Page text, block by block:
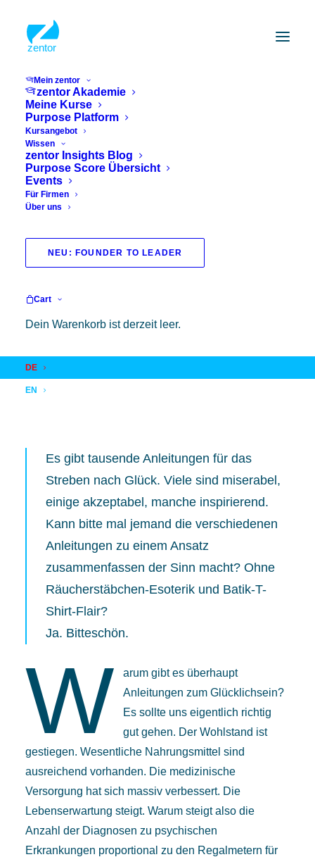
Mein zentor
zentor Akademie
Meine Kurse
Purpose Platform
Kursangebot
Wissen
zentor Insights Blog
Purpose Score Übersicht
Events
Für Firmen
Über uns
NEU: FOUNDER TO LEADER
Cart
Dein Warenkorb ist derzeit leer.
DE
EN
Glückliche Ansätze
1. NOVEMBER 2018 | INAKADEMIE,RESEARCH
Es gibt tausende Anleitungen für das
Streben nach Glück. Viele sind miserabel,
einige akzeptabel, manche inspirierend.
Kann bitte mal jemand die verschiedenen
Anleitungen zu einem Ansatz
zusammenfassen der Sinn macht? Ohne
Räucherstäbchen-Esoterik und Batik-T-
Shirt-Flair?
Ja. Bitteschön.
W
arum gibt es überhaupt
Anleitungen zum Glücklichsein?
Es sollte uns eigentlich richtig
gut gehen. Der Wohlstand ist
gestiegen. Wesentliche Nahrungsmittel sind
ausreichend vorhanden. Die medizinische
Versorgung hat sich massiv verbessert. Die
Lebenserwartung steigt. Warum steigt also die
Anzahl der Diagnosen zu psychischen
Erkrankungen proportional zu den Regalmetern für